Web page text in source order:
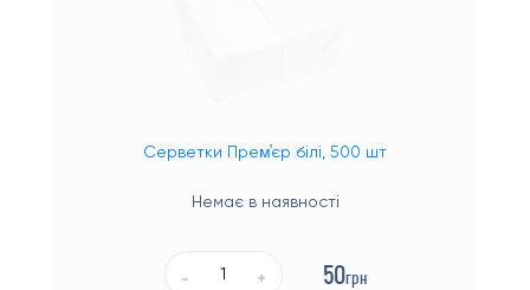
Серветки Прем҆єр білі, 500 шт
Немає в наявності
- + 50грн